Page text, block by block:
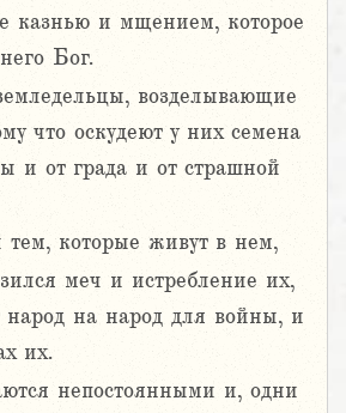
казнью и мщением, которое
Бог.
возделывающие
что оскудеют у них семена
и от града и от страшной
тем, которые живут в нем,
меч и истребление их,
народ на народ для войны, и
их.
непостоянными и, одни